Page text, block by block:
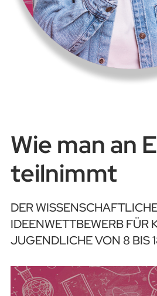
Wie man an
teilnimmt
DER
IDEENWETTBEWERB FÜR
JUGENDLICHE VON 8 BIS